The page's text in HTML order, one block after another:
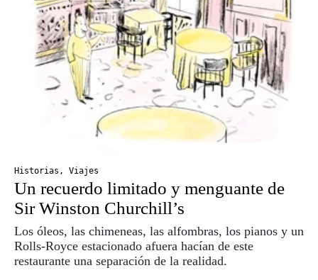
Historias , Viajes
Un recuerdo limitado y menguante de
Sir Winston Churchill’s
Los óleos, las chimeneas, las alfombras, los pianos y un
Rolls-Royce estacionado afuera hacían de este
restaurante una separación de la realidad.
Viaja con Travesías, recibe cada semana
crónicas, itinerarios, tips de insider y las
guías más completas.
Suscribirme